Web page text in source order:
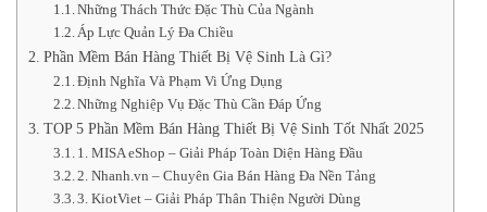
Những Thách Thức Đặc Thù Của Ngành
Áp Lực Quản Lý Đa Chiều
Phần Mềm Bán Hàng Thiết Bị Vệ Sinh Là Gì?
Định Nghĩa Và Phạm Vi Ứng Dụng
Những Nghiệp Vụ Đặc Thù Cần Đáp Ứng
TOP 5 Phần Mềm Bán Hàng Thiết Bị Vệ Sinh Tốt Nhất 2025
1. MISA eShop – Giải Pháp Toàn Diện Hàng Đầu
2. Nhanh.vn – Chuyên Gia Bán Hàng Đa Nền Tảng
3. KiotViet – Giải Pháp Thân Thiện Người Dùng